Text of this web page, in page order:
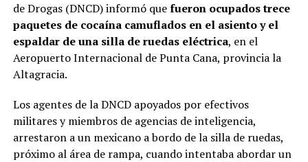
de Drogas (DNCD) informó quefueron ocupados trece
paquetes de cocaína camuflados en el asiento y el
espaldar de una silla de ruedas eléctrica, en el
Aeropuerto Internacional de Punta Cana, provincia la
Altagracia.
Los agentes de la DNCD apoyados por efectivos
militares y miembros de agencias de inteligencia,
arrestaron a un mexicano a bordo de la silla de ruedas,
próximo al área de rampa, cuando intentaba abordar un